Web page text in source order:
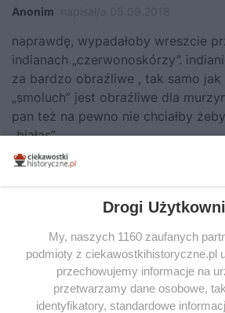
Anonim
naprawdę, wypadałoby wreszcie
indianach „czerwonoskórzy”.
za bardzo obraźliwe , tak samo jak
„smoluch” jest obraźliwe dla
pan też na pewno nie chciałby
„białas”
Odpowiedz
„Białas” to obraźliwe
jestem dumny :-)
Odpowiedz
Drogi
My, naszych 1160 zaufanych
podmioty z ciekawostkihistoryczne.pl
przechowujemy informacje na
przetwarzamy dane osobowe,
identyfikatory, standardowe